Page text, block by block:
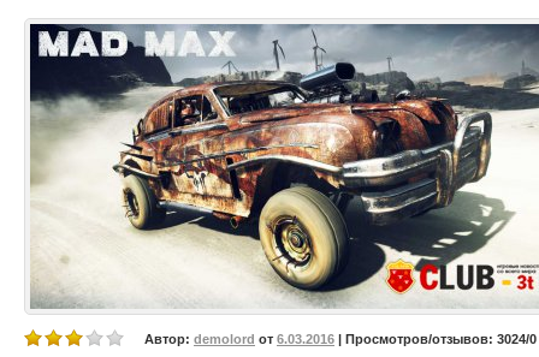
Автор: demolord от 6.03.2016 | Просмотров/отзывов: 3024/0